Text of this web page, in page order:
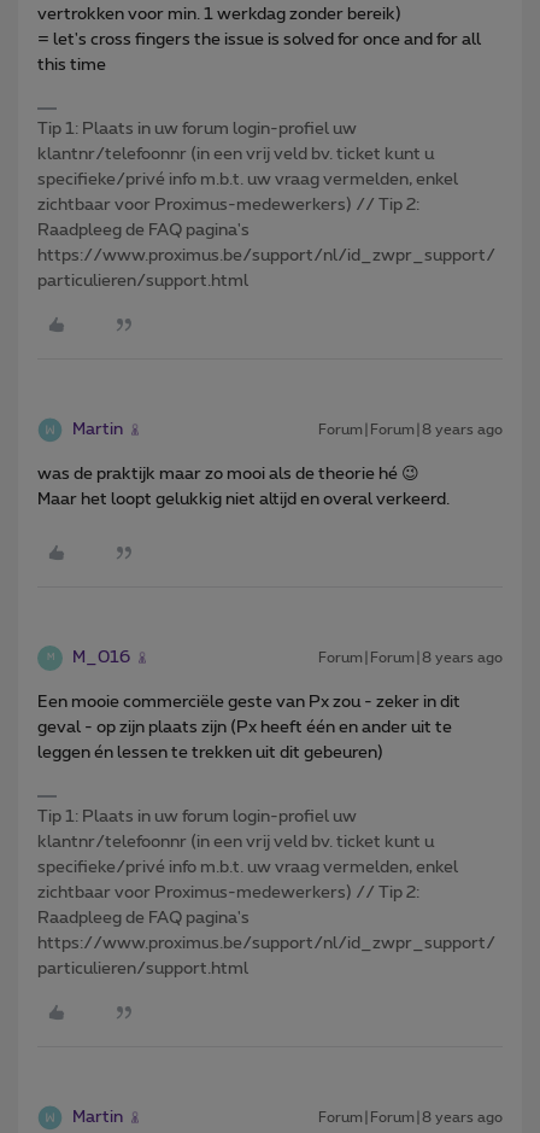
vertrokken voor min. 1 werkdag zonder bereik)
= let's cross fingers the issue is solved for once and for all
this time
Tip 1: Plaats in uw forum login-profiel uw
klantnr/telefoonnr (in een vrij veld bv. ticket kunt u
specifieke/privé info m.b.t. uw vraag vermelden, enkel
zichtbaar voor Proximus-medewerkers) // Tip 2:
Raadpleeg de FAQ pagina's
https://www.proximus.be/support/nl/id_zwpr_support/
particulieren/support.html
Martin Forum|Forum|8 years ago
was de praktijk maar zo mooi als de theorie hé 😉
Maar het loopt gelukkig niet altijd en overal verkeerd.
M M_016 Forum|Forum|8 years ago
Een mooie commerciële geste van Px zou - zeker in dit
geval - op zijn plaats zijn (Px heeft één en ander uit te
leggen én lessen te trekken uit dit gebeuren)
Tip 1: Plaats in uw forum login-profiel uw
klantnr/telefoonnr (in een vrij veld bv. ticket kunt u
specifieke/privé info m.b.t. uw vraag vermelden, enkel
zichtbaar voor Proximus-medewerkers) // Tip 2:
Raadpleeg de FAQ pagina's
https://www.proximus.be/support/nl/id_zwpr_support/
particulieren/support.html
Martin Forum|Forum|8 years ago